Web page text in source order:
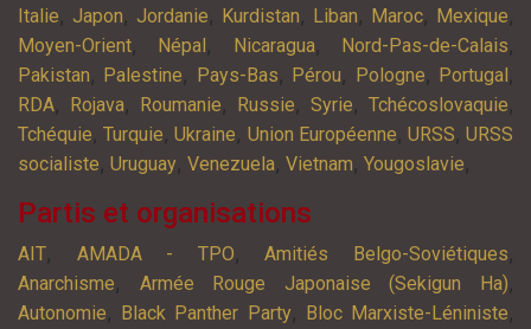
Italie, Japon, Jordanie, Kurdistan, Liban, Maroc, Mexique,
Moyen-Orient, Népal , Nicaragua, Nord-Pas-de-Calais,
Pakistan, Palestine, Pays-Bas, Pérou, Pologne, Portugal ,
RDA, Rojava, Roumanie, Russie, Syrie, Tchécoslovaquie,
Tchéquie,Turquie,Ukraine, Union Européenne, URSS,URSS
socialiste, Uruguay, Venezuela, Vietnam, Yougoslavie,
Partis et organisations
AIT, AMADA - TPO,Amitiés Belgo-Soviétiques,
Anarchisme, Armée Rouge Japonaise (Sekigun Ha),
Autonomie, Black Panther Party, Bloc Marxiste-Léniniste,